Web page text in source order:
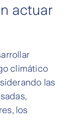
actuar
climático
las
los